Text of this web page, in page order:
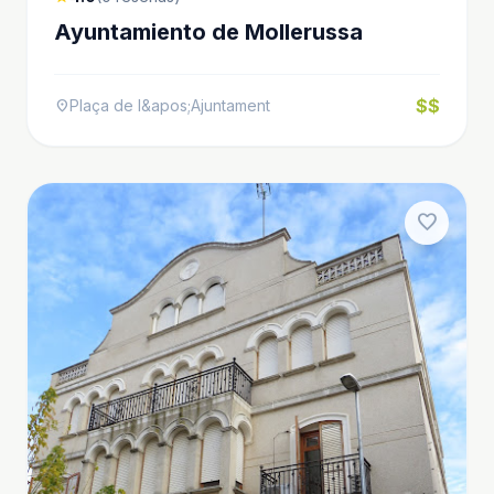
Ayuntamiento de Mollerussa
location_onPlaça de l&apos;Ajuntament $$
favorite